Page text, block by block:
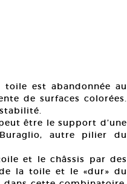
est abandonnée au
de surfaces colorées.
être le support d’une
autre pilier du
et le châssis par des
la toile et le «dur» du